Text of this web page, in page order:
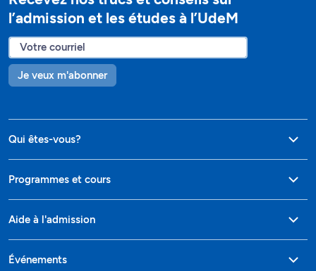
l’admission et les études à l’UdeM
Je veux m'abonner
Qui êtes-vous?
Programmes et cours
Aide à l'admission
Événements